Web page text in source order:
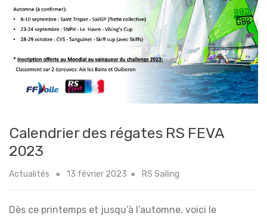
Calendrier des régates RS FEVA
2023
Actualités 13 février 2023 RS Sailing
Dès ce printemps et jusqu’à l’automne, voici le